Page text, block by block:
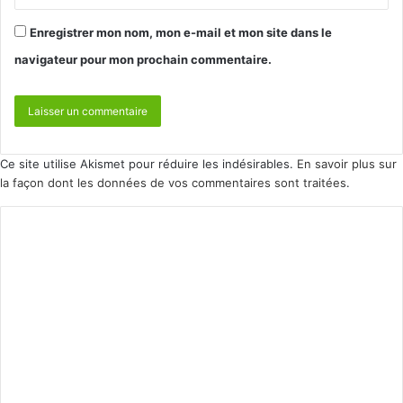
Enregistrer mon nom, mon e-mail et mon site dans le
navigateur pour mon prochain commentaire.
Ce site utilise Akismet pour réduire les indésirables. En savoir plus sur
la façon dont les données de vos commentaires sont traitées.